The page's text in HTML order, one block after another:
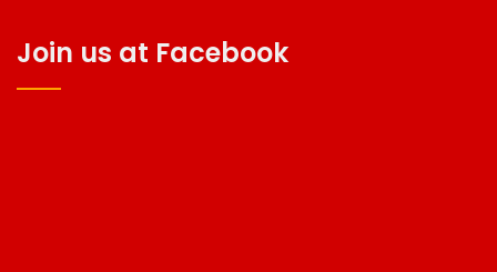
Join us at Facebook